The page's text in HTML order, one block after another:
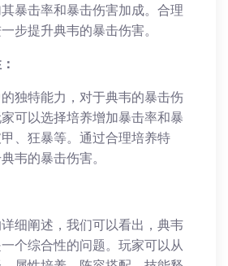
暴击率和暴击伤害加成。合理
步提升典韦的暴击伤害。
独特能力，对于典韦的暴击伤
可以选择培养增加暴击率和暴
、狂暴等。通过合理培养特
韦的暴击伤害。
细阐述，我们可以看出，典韦
个综合性的问题。玩家可以从